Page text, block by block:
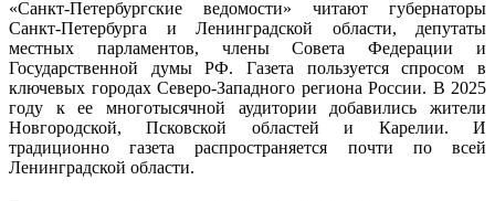
«Санкт-Петербургские ведомости» читают губернаторы
Санкт-Петербурга и Ленинградской области, депутаты
местных парламентов, члены Совета Федерации и
Государственной думы РФ. Газета пользуется спросом в
ключевых городах Северо-Западного региона России. В 2025
году к ее многотысячной аудитории добавились жители
Новгородской, Псковской областей и Карелии. И
традиционно газета распространяется почти по всей
Ленинградской области.